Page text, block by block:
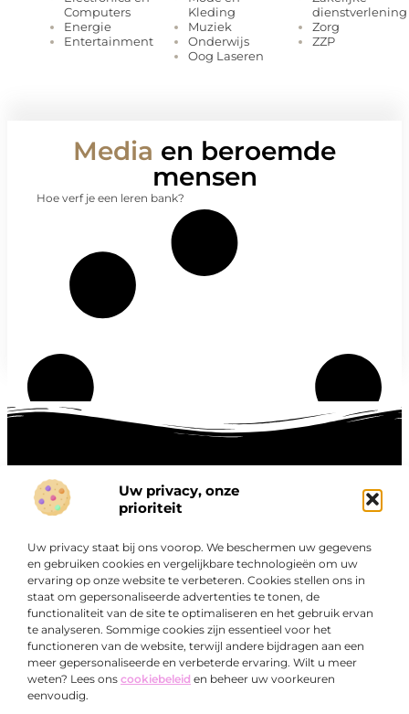
Uw privacy, onze
prioriteit
Uw privacy staat bij ons voorop. We beschermen uw gegevens
en gebruiken cookies en vergelijkbare technologieën om uw
ervaring op onze website te verbeteren. Cookies stellen ons in
staat om gepersonaliseerde advertenties te tonen, de
functionaliteit van de site te optimaliseren en het gebruik ervan
te analyseren. Sommige cookies zijn essentieel voor het
functioneren van de website, terwijl andere bijdragen aan een
meer gepersonaliseerde en verbeterde ervaring. Wilt u meer
weten? Lees ons cookiebeleid en beheer uw voorkeuren
eenvoudig.
Computers
Energie
Entertainment
Kleding
Muziek
Onderwijs
Oog Laseren
dienstverlening
Zorg
ZZP
Media en beroemde
mensen
Hoe verf je een leren bank?
Over
Bedrijf
“Ontdek een wereld van boeiende blogs en artikelen die
je zowel inspireren als informeren.”
Bij Exclusiefbedrijf.nl draait alles om het leveren van
kwalitatieve inzichten en verhalen die jouw dagelijks leven
verrijken en je uitdagen om verder te denken.
Onze informatie